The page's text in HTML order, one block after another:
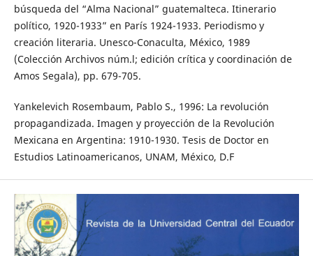
búsqueda del “Alma Nacional” guatemalteca. Itinerario
político, 1920-1933” en París 1924-1933. Periodismo y
creación literaria. Unesco-Conaculta, México, 1989
(Colección Archivos núm.l; edición crítica y coordinación de
Amos Segala), pp. 679-705.
Yankelevich Rosembaum, Pablo S., 1996: La revolución
propagandizada. Imagen y proyección de la Revolución
Mexicana en Argentina: 1910-1930. Tesis de Doctor en
Estudios Latinoamericanos, UNAM, México, D.F